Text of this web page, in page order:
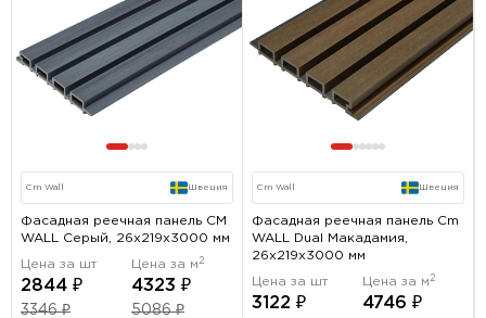
Cm Wall Швеция
Фасадная реечная панель CM
WALL Серый, 26х219х3000 мм
Цена за шт
2844 ₽
3346 ₽
Цена за м 2
4323 ₽
5086 ₽
Cm Wall Швеция
Фасадная реечная панель Cm
WALL Dual Макадамия,
26х219х3000 мм
Цена за шт
3122 ₽
Цена за м 2
4746 ₽